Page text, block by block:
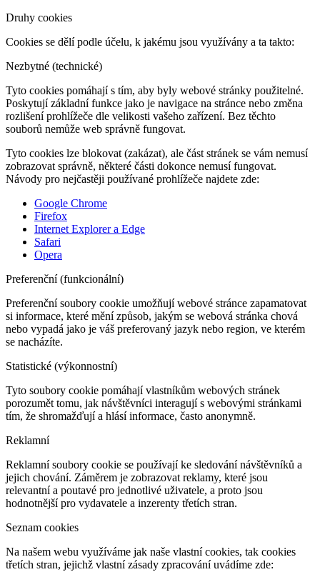
Druhy cookies
Cookies se dělí podle účelu, k jakému jsou využívány a ta takto:
Nezbytné (technické)
Tyto cookies pomáhají s tím, aby byly webové stránky použitelné.
Poskytují základní funkce jako je navigace na stránce nebo změna
rozlišení prohlížeče dle velikosti vašeho zařízení. Bez těchto
souborů nemůže web správně fungovat.
Tyto cookies lze blokovat (zakázat), ale část stránek se vám nemusí
zobrazovat správně, některé části dokonce nemusí fungovat.
Návody pro nejčastěji používané prohlížeče najdete zde:
Google Chrome
Firefox
Internet Explorer a Edge
Safari
Opera
Preferenční (funkcionální)
Preferenční soubory cookie umožňují webové stránce zapamatovat
si informace, které mění způsob, jakým se webová stránka chová
nebo vypadá jako je váš preferovaný jazyk nebo region, ve kterém
se nacházíte.
Statistické (výkonnostní)
Tyto soubory cookie pomáhají vlastníkům webových stránek
porozumět tomu, jak návštěvníci interagují s webovými stránkami
tím, že shromažďují a hlásí informace, často anonymně.
Reklamní
Reklamní soubory cookie se používají ke sledování návštěvníků a
jejich chování. Záměrem je zobrazovat reklamy, které jsou
relevantní a poutavé pro jednotlivé uživatele, a proto jsou
hodnotnější pro vydavatele a inzerenty třetích stran.
Seznam cookies
Na našem webu využíváme jak naše vlastní cookies, tak cookies
třetích stran, jejichž vlastní zásady zpracování uvádíme zde: